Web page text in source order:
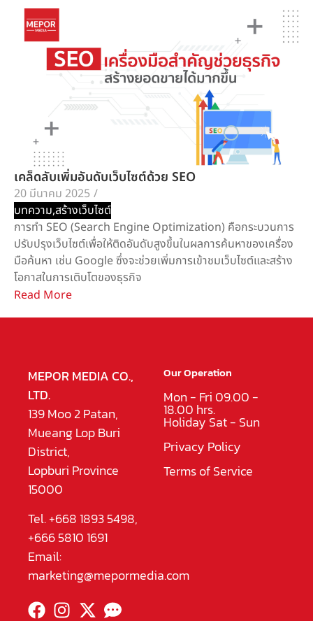
เคล็ดลับเพิ่มอันดับเว็บไซต์ด้วย SEO
20 มีนาคม 2025 /
บทความ,สร้างเว็บไซต์
การทำ SEO (Search Engine Optimization) คือกระบวนการ
ปรับปรุงเว็บไซต์เพื่อให้ติดอันดับสูงขึ้นในผลการค้นหาของเครื่อง
มือค้นหา เช่น Google ซึ่งจะช่วยเพิ่มการเข้าชมเว็บไซต์และสร้าง
โอกาสในการเติบโตของธุรกิจ
Read More
MEPOR MEDIA CO.,
LTD.
139 Moo 2 Patan,
Mueang Lop Buri
District,
Lopburi Province
15000
Tel. +668 1893 5498,
+666 5810 1691
Email:
marketing@mepormedia.com
Our Operation
Mon - Fri 09.00 -
18.00 hrs.
Holiday Sat - Sun
Privacy Policy
Terms of Service